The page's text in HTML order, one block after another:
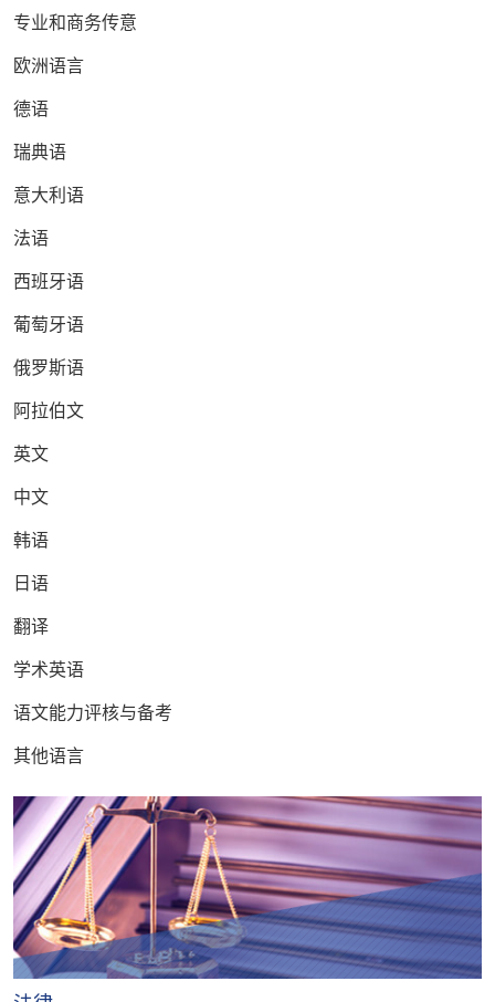
专业和商务传意
欧洲语言
德语
瑞典语
意大利语
法语
西班牙语
葡萄牙语
俄罗斯语
阿拉伯文
英文
中文
韩语
日语
翻译
学术英语
语文能力评核与备考
其他语言